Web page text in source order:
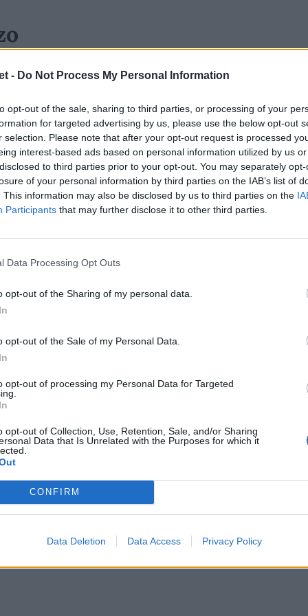
- Do Not Process My Personal Information
opt-out of the sale, sharing to third parties, or processing of your
for targeted advertising by us, please use the below opt-out
selection. Please note that after your opt-out request is processed
interest-based ads based on personal information utilized by us
to third parties prior to your opt-out. You may separately
of your personal information by third parties on the IAB’s list of
This information may also be disclosed by us to third parties on the
Participants that may further disclose it to other third parties.
Data Processing Opt Outs
opt-out of the Sharing of my personal data.
opt-out of the Sale of my Personal Data.
opt-out of processing my Personal Data for Targeted
opt-out of Collection, Use, Retention, Sale, and/or Sharing
Data that Is Unrelated with the Purposes for which it
CONFIRM
Data Deletion Data Access Privacy Policy
in piena corsa, sotto solo di due
assestato Capuozzo finalizzando un
Barassi sostenuto dal pilone Mallez.
e fornisce l'assist a Capuzzo che la
Quesada e la sua nazionale. Tolosa
il Racing rimane primo.
Francia
sfida importante per la salvezza
36-24 nel quale Page-Relo entra come
Couilloud e dà un grosso dispiacere ai
Il pilone destro ha giocato 52' e si
è stato in campo l'intera partita,